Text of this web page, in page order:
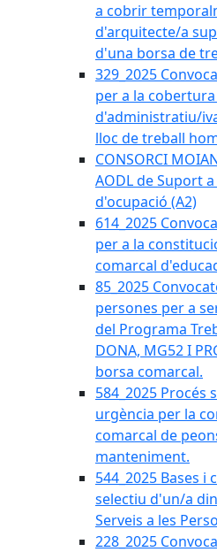
a cobrir
d'arquitecte/a
d'una borsa de
329_2025
per a la
d'administratiu/
lloc de treball
CONSORCI
AODL de Suport
d'ocupació (A2)
614_2025
per a la
comarcal
85_2025
persones per a
del Programa
DONA, MG52 I
borsa comarcal.
584_2025 Procés
urgència per la
comarcal de
manteniment.
544_2025 Bases
selectiu d'un/a
Serveis a les
228_2025